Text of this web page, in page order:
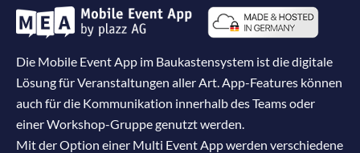
Die Mobile Event App im Baukastensystem ist die digitale
Lösung für Veranstaltungen aller Art. App-Features können
auch für die Kommunikation innerhalb des Teams oder
einer Workshop-Gruppe genutzt werden.
Mit der Option einer Multi Event App werden verschiedene